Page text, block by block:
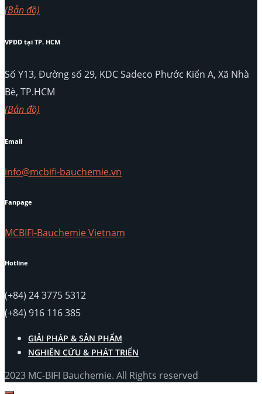
(Bản đồ)
VPĐD tại TP. HCM
Số Y13, Đường số 29, KDC Sadeco Phước Kiển A, Xã Nhà
Bè, TP.HCM
(Bản đồ)
Email
info@mcbifi-bauchemie.vn
Fanpage
MCBIFI-Bauchemie Vietnam
Hotline
(+84) 24 3775 5312
(+84) 916 116 385
GIẢI PHÁP & SẢN PHẨM
NGHIÊN CỨU & PHÁT TRIỂN
2023 MC-BIFI Bauchemie. All Rights reserved